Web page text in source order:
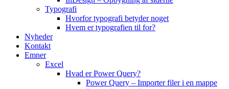
Typografi
Hvorfor typografi betyder noget
Hvem er typografien til for?
Nyheder
Kontakt
Emner
Excel
Hvad er Power Query?
Power Query – Importer filer i en mappe